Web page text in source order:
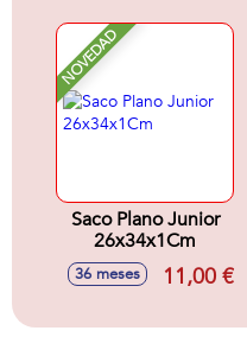
NOVEDAD
Saco Plano Junior
26x34x1Cm
36 meses 11,00 €